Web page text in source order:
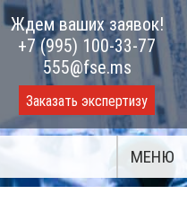
Ждем ваших заявок!
+7 (995) 100-33-77
555@fse.ms
Заказать экспертизу
МЕНЮ